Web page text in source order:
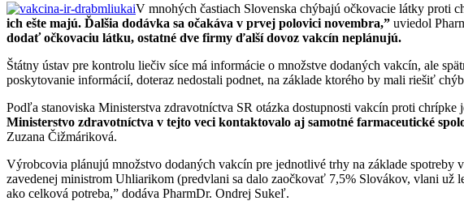
V mnohých častiach Slovenska chýbajú očkovacie látky proti
ich ešte majú. Ďalšia dodávka sa očakáva v prvej polovici novembra,” uviedol
dodať očkovaciu látku, ostatné dve firmy ďalší dovoz vakcín neplánujú.
Štátny ústav pre kontrolu liečiv síce má informácie o množstve dodaných vakcín, ale
poskytovanie informácií, doteraz nedostali podnet, na základe ktorého by mali riešiť
Podľa stanoviska Ministerstva zdravotníctva SR otázka dostupnosti vakcín proti chrípke
Ministerstvo zdravotníctva v tejto veci kontaktovalo aj samotné farmaceutické
Zuzana Čižmáriková.
Výrobcovia plánujú množstvo dodaných vakcín pre jednotlivé trhy na základe
zavedenej ministrom Uhliarikom (predvlani sa dalo zaočkovať 7,5% Slovákov, vlani
ako celková potreba,” dodáva PharmDr. Ondrej Sukeľ.